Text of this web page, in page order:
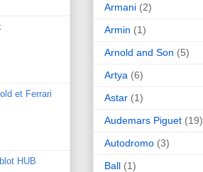
et Ferrari
HUB
Armani (2)
Armin (1)
Arnold and Son (5)
Artya (6)
Astar (1)
Audemars Piguet (19)
Autodromo (3)
Ball (1)